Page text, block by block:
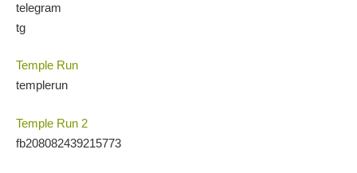
telegram
tg
Temple Run
templerun
Temple Run 2
fb208082439215773